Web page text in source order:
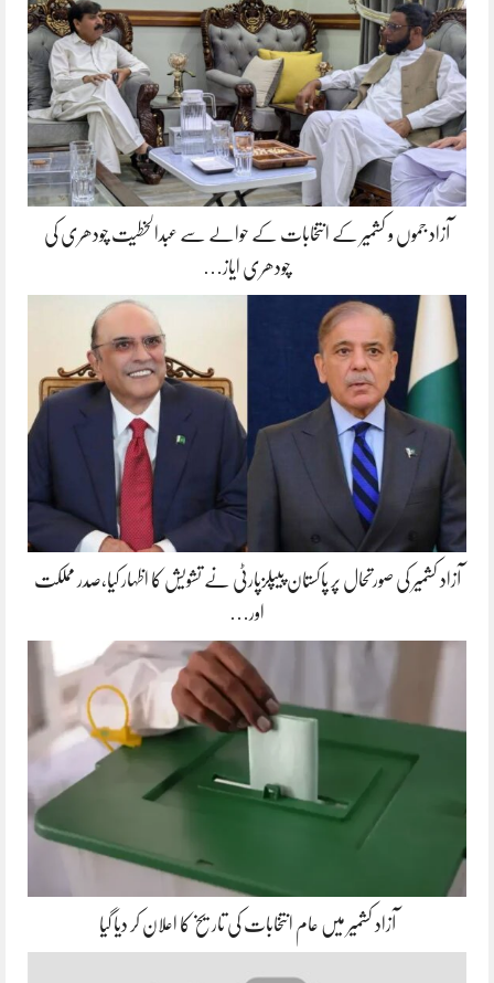
آزاد جموں و کشمیر کے انتخابات کے حوالے سے عبدالخطیت چودھری کی
چودھری ایاز…
آزاد کشمیر کی صورتحال پر پاکستان پیپلزپارٹی نے تشویش کا اظہار کیا،صدر مملکت
اور…
آزاد کشمیر میں عام انتخابات کی تاریخ کا اعلان کر دیا گیا